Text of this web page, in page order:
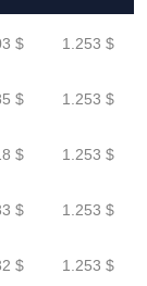
$ 1.253 $
$ 1.253 $
$ 1.253 $
$ 1.253 $
$ 1.253 $